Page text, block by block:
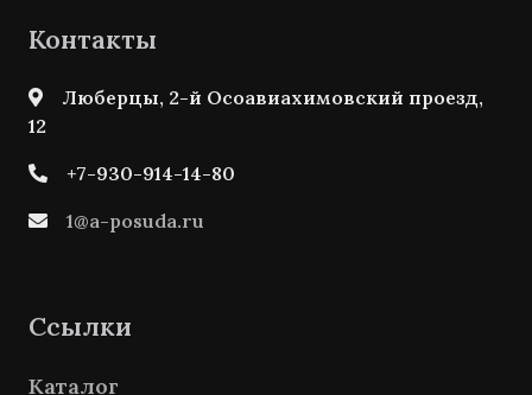
Контакты
Люберцы, 2-й Осоавиахимовский проезд,
12
+7-930-914-14-80
1@a-posuda.ru
Ссылки
Каталог